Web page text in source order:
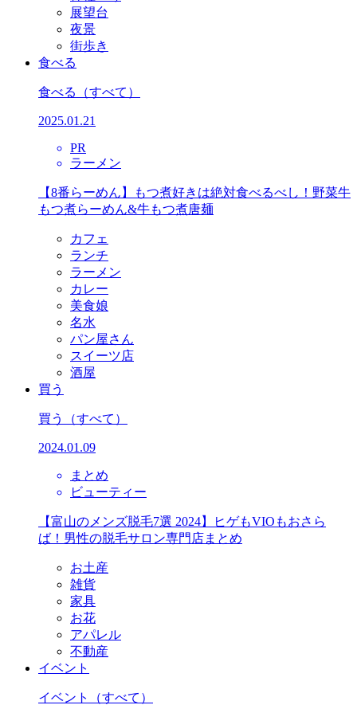
展望台
夜景
街歩き
食べる
食べる （すべて）
2025.01.21
PR
ラーメン
【8番らーめん】もつ煮好きは絶対食べるべし！野菜牛
もつ煮らーめん&牛もつ煮唐麺
カフェ
ランチ
ラーメン
カレー
美食娘
名水
パン屋さん
スイーツ店
酒屋
買う
買う （すべて）
2024.01.09
まとめ
ビューティー
【富山のメンズ脱毛7選 2024】ヒゲもVIOもおさら
ば！男性の脱毛サロン専門店まとめ
お土産
雑貨
家具
お花
アパレル
不動産
イベント
イベント （すべて）